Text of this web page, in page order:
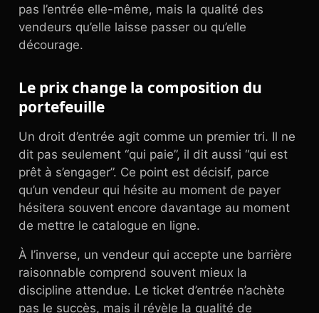
pas l’entrée elle-même, mais la qualité des
vendeurs qu’elle laisse passer ou qu’elle
décourage.
Le prix change la composition du
portefeuille
Un droit d’entrée agit comme un premier tri. Il ne
dit pas seulement “qui paie”, il dit aussi “qui est
prêt à s’engager”. Ce point est décisif, parce
qu’un vendeur qui hésite au moment de payer
hésitera souvent encore davantage au moment
de mettre le catalogue en ligne.
À l’inverse, un vendeur qui accepte une barrière
raisonnable comprend souvent mieux la
discipline attendue. Le ticket d’entrée n’achète
pas le succès, mais il révèle la qualité de